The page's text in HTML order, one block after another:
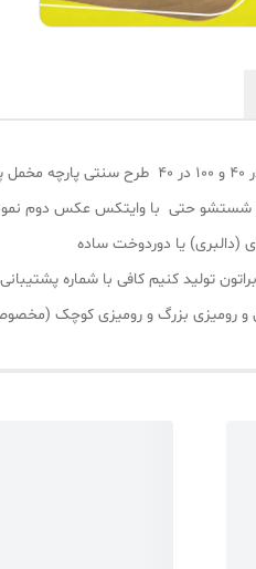
شستشو حتی با وایتکس عکس دوم
(دالبری) یا دوردوخت ساده
کافی با شماره پشتیبانی ۰۹۱۰۲۰۷۹۵۰۸ تماس بگیرید.
و رومیزی بزرگ و رومیزی کوچک